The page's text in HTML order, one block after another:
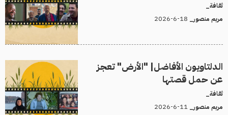
ثقافة_
مريم منصور_
الدلتاويون الأفاضل| "الأرض" تعجز
عن حمل قصتها
ثقافة_
مريم منصور_